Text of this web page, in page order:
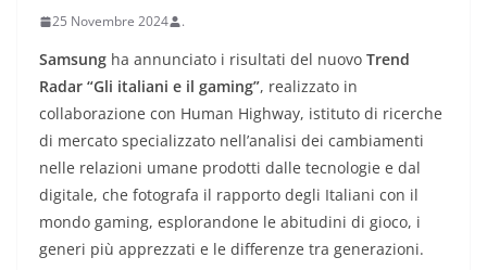
25 Novembre 2024 .
Samsung ha annunciato i risultati del nuovo Trend
Radar “Gli italiani e il gaming”, realizzato in
collaborazione con Human Highway, istituto di ricerche
di mercato specializzato nell’analisi dei cambiamenti
nelle relazioni umane prodotti dalle tecnologie e dal
digitale, che fotografa il rapporto degli Italiani con il
mondo gaming, esplorandone le abitudini di gioco, i
generi più apprezzati e le differenze tra generazioni.